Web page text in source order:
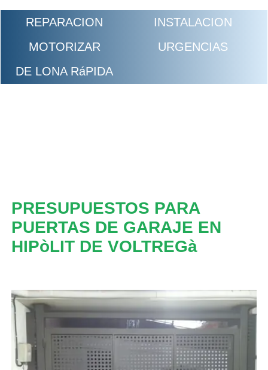
REPARACION
INSTALACION
MOTORIZAR
URGENCIAS
DE LONA RáPIDA
PRESUPUESTOS PARA
PUERTAS DE GARAJE EN
HIPòLIT DE VOLTREGà